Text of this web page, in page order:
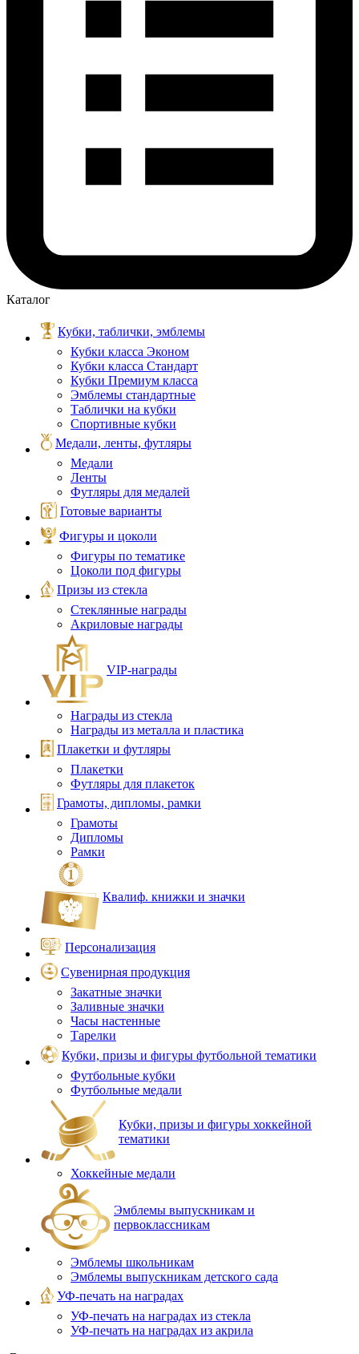
Каталог
Кубки, таблички, эмблемы
Кубки класса Эконом
Кубки класса Стандарт
Кубки Премиум класса
Эмблемы стандартные
Таблички на кубки
Спортивные кубки
Медали, ленты, футляры
Медали
Ленты
Футляры для медалей
Готовые варианты
Фигуры и цоколи
Фигуры по тематике
Цоколи под фигуры
Призы из стекла
Стеклянные награды
Акриловые награды
VIP‑награды
Награды из стекла
Награды из металла и пластика
Плакетки и футляры
Плакетки
Футляры для плакеток
Грамоты, дипломы, рамки
Грамоты
Дипломы
Рамки
Квалиф. книжки и значки
Персонализация
Сувенирная продукция
Закатные значки
Заливные значки
Часы настенные
Тарелки
Кубки, призы и фигуры футбольной тематики
Футбольные кубки
Футбольные медали
Кубки, призы и фигуры хоккейной
тематики
Хоккейные медали
Эмблемы выпускникам и
первоклассникам
Эмблемы школьникам
Эмблемы выпускникам детского сада
УФ-печать на наградах
УФ‑печать на наградах из стекла
УФ-печать на наградах из акрила